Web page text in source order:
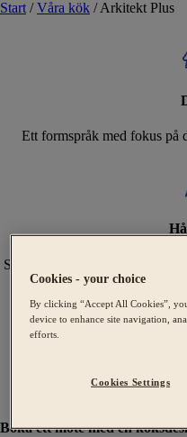
Start / Våra kök / Arkitekt Plus
Ett formspråk med fokus på
Sveriges bredaste utbud av
Vi hjälper dig att skapa ditt
Boka ett möte med en
Cookies - your choice
By clicking “Accept All Cookies”,
device to enhance site navigation,
efforts.
Cookies Settings